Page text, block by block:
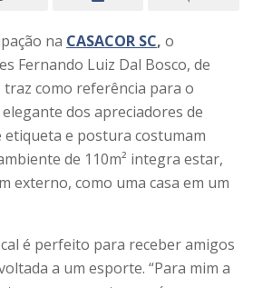
na CASACOR SC, o
Fernando Luiz Dal Bosco, de
como referência para o
dos apreciadores de
e postura costumam
de 110m² integra estar,
externo, como uma casa em um
é perfeito para receber amigos
a um esporte. “Para mim a